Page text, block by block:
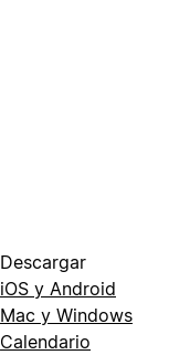
Descargar
iOS y Android
Mac y Windows
Calendario